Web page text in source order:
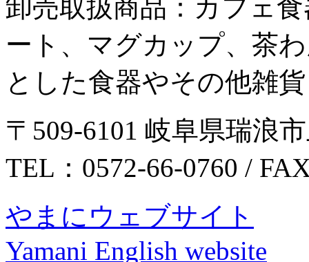
卸売取扱商品：カフェ
ート、マグカップ、茶
とした食器やその他雑貨
〒509-6101 岐阜県瑞浪
TEL：0572-66-0760 /
やまにウェブサイト
Yamani English website